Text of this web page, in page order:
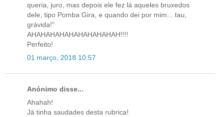
queria, juro, mas depois ele fez lá aqueles bruxedos
dele, tipo Pomba Gira, e quando dei por mim... tau,
grávida!"
AHAHAHAHAHAHAHAHAHAH!!!!
Perfeito!
01 março, 2018 10:57
Anónimo disse...
Ahahah!
Já tinha saudades desta rubrica!